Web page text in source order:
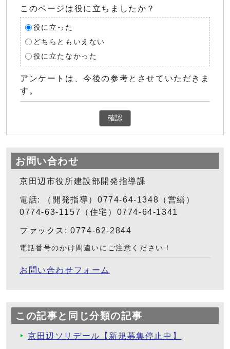
このページは役に立ちましたか？
役に立った
どちらともいえない
役に立たなかった
アンケートは、今後の参考とさせていただきま
す。
確認
お問い合わせ
京田辺市役所建設部開発指導課
電話: （開発指導）0774-64-1348（営繕）
0774-63-1157（住宅）0774-64-1341
ファックス: 0774-62-2844
電話番号のかけ間違いにご注意ください！
お問い合わせフォーム
この記事と同じ分類の記事
京田辺ソリデール【新規募集停止中】